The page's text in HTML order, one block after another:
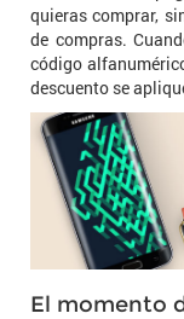
quieras comprar,
de compras.
código
descuento se
El momento